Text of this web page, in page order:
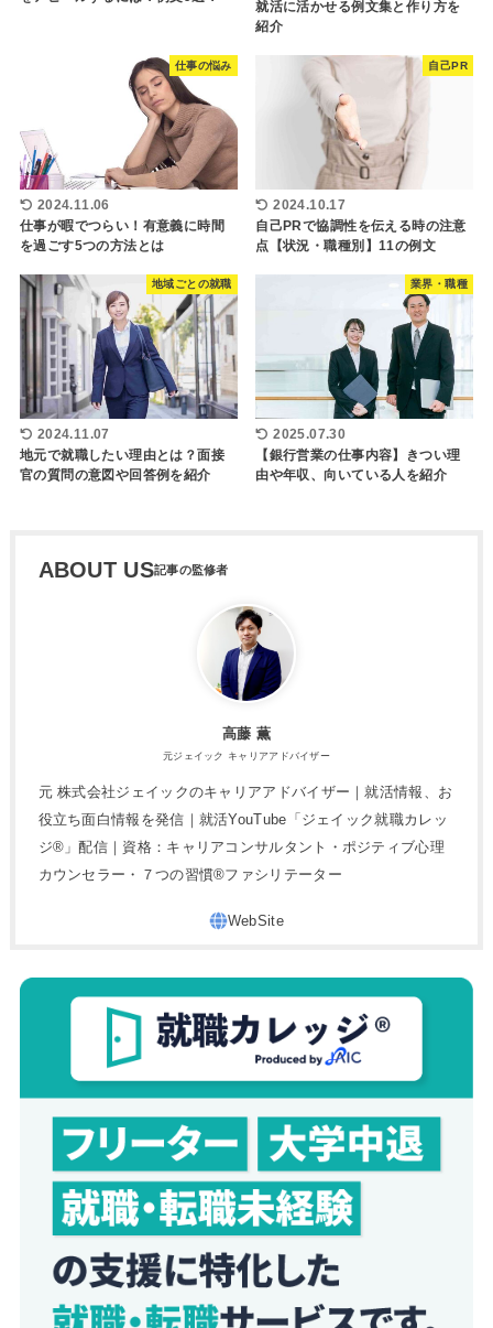
就活に活かせる例文集と作り方を
紹介
仕事の悩み
2024.11.06
仕事が暇でつらい！有意義に時間
を過ごす5つの方法とは
自己PR
2024.10.17
自己PRで協調性を伝える時の注意
点【状況・職種別】11の例文
地域ごとの就職
2024.11.07
地元で就職したい理由とは？面接
官の質問の意図や回答例を紹介
業界・職種
2025.07.30
【銀行営業の仕事内容】きつい理
由や年収、向いている人を紹介
ABOUT US
高藤 薫
元ジェイック キャリアアドバイザー
元 株式会社ジェイックのキャリアアドバイザー｜就活情報、お
役立ち面白情報を発信｜就活YouTube「ジェイック就職カレッ
ジ®」配信｜資格：キャリアコンサルタント・ポジティブ心理
カウンセラー・７つの習慣®︎ファシリテーター